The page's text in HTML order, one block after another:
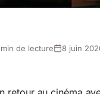
de lecture 8 juin